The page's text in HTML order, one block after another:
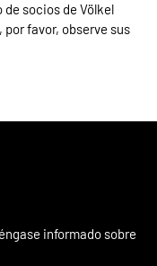
de socios de Völkel
por favor, observe sus
informado sobre